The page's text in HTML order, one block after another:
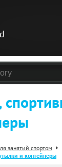
занятий спортом
и контейнеры